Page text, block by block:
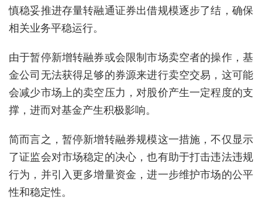
慎稳妥推进存量转融通证券出借规模逐步了结，确保
相关业务平稳运行。
由于暂停新增转融券或会限制市场卖空者的操作，基
金公司无法获得足够的券源来进行卖空交易，这可能
会减少市场上的卖空压力，对股价产生一定程度的支
撑，进而对基金产生积极影响。
简而言之，暂停新增转融券规模这一措施，不仅显示
了证监会对市场稳定的决心，也有助于打击违法违规
行为，并引入更多增量资金，进一步维护市场的公平
性和稳定性。